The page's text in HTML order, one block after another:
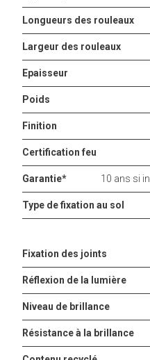
Longueurs des rouleaux
Largeur des rouleaux
Epaisseur
Poids
Finition
Certification feu
Garantie* 10 ans si
Type de fixation au sol
Fixation des joints
Réflexion de la lumière
Niveau de brillance
Résistance à la brillance